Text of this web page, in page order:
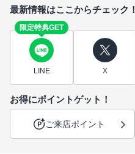
最新情報はここからチェック！
限定特典GET
LINE X
お得にポイントゲット！
ご来店ポイント